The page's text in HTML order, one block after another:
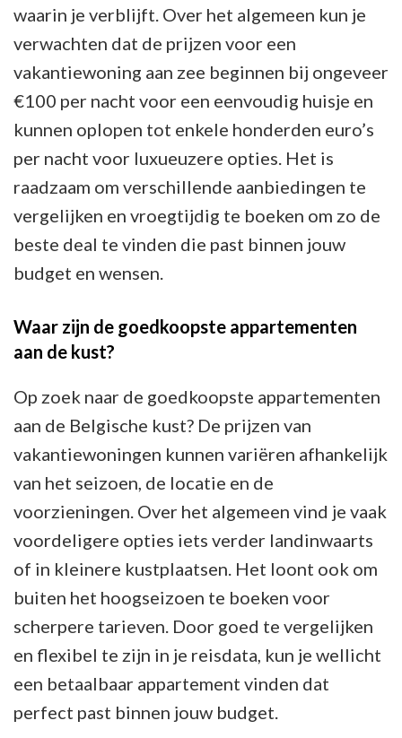
waarin je verblijft. Over het algemeen kun je
verwachten dat de prijzen voor een
vakantiewoning aan zee beginnen bij ongeveer
€100 per nacht voor een eenvoudig huisje en
kunnen oplopen tot enkele honderden euro’s
per nacht voor luxueuzere opties. Het is
raadzaam om verschillende aanbiedingen te
vergelijken en vroegtijdig te boeken om zo de
beste deal te vinden die past binnen jouw
budget en wensen.
Waar zijn de goedkoopste appartementen
aan de kust?
Op zoek naar de goedkoopste appartementen
aan de Belgische kust? De prijzen van
vakantiewoningen kunnen variëren afhankelijk
van het seizoen, de locatie en de
voorzieningen. Over het algemeen vind je vaak
voordeligere opties iets verder landinwaarts
of in kleinere kustplaatsen. Het loont ook om
buiten het hoogseizoen te boeken voor
scherpere tarieven. Door goed te vergelijken
en flexibel te zijn in je reisdata, kun je wellicht
een betaalbaar appartement vinden dat
perfect past binnen jouw budget.